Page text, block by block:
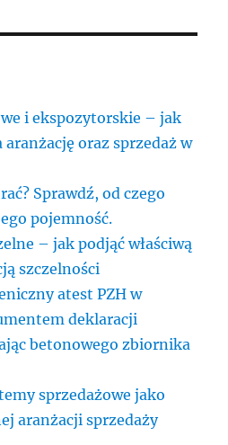
i ekspozytorskie – jak
aranżację oraz sprzedaż w
Sprawdź, od czego
pojemność.
– jak podjąć właściwą
szczelności
atest PZH w
deklaracji
betonowego zbiornika
sprzedażowe jako
aranżacji sprzedaży